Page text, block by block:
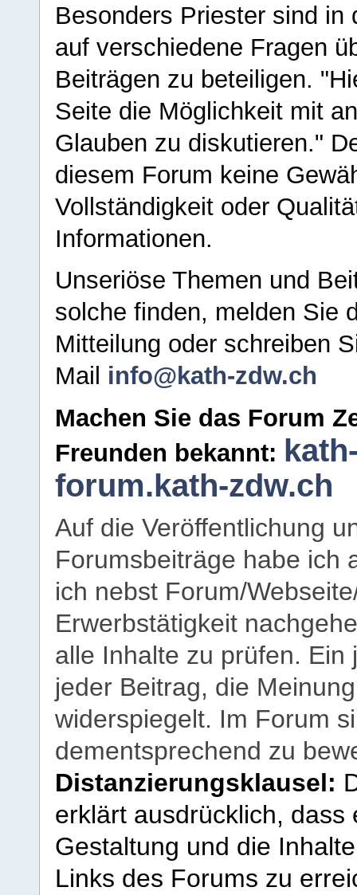
Besonders Priester sind in
auf verschiedene Fragen
Beiträgen zu beteiligen.
Seite die Möglichkeit mit
Glauben zu diskutieren."
diesem Forum keine
Vollständigkeit oder
Informationen.
Unseriöse Themen und
solche finden, melden Sie
Mitteilung oder schreiben
Mail info@kath-zdw.ch
Machen Sie das Forum
Freunden bekannt:
forum.kath-zdw.ch
Auf die Veröffentlichung
Forumsbeiträge habe ich
ich nebst Forum/
Erwerbstätigkeit
alle Inhalte zu prüfen.
jeder Beitrag, die
widerspiegelt. Im Forum
dementsprechend zu
Distanzierungsklausel:
erklärt ausdrücklich,
Gestaltung und die
Links des Forums zu